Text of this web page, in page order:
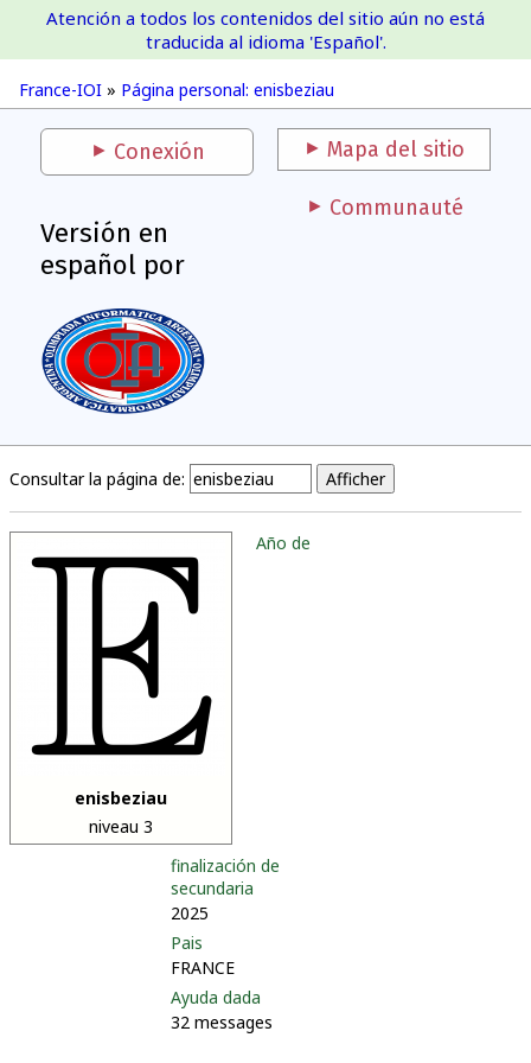
France-IOI
France-IOI » Página personal: enisbeziau
Atención a todos los contenidos del sitio aún no está
traducida al idioma 'Español'.
Conexión Mapa del sitio
Versión en
español por
Communauté
Consultar la página de:
enisbeziau
niveau 3
Año de
finalización de
secundaria
2025
Pais
FRANCE
Ayuda dada
32 messages